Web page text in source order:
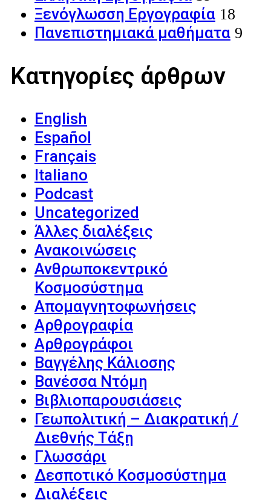
Ξενόγλωσση Εργογραφία 18
Πανεπιστημιακά μαθήματα 9
Κατηγορίες άρθρων
English
Español
Français
Italiano
Podcast
Uncategorized
Άλλες διαλέξεις
Ανακοινώσεις
Ανθρωποκεντρικό
Κοσμοσύστημα
Απομαγνητοφωνήσεις
Αρθρογραφία
Αρθρογράφοι
Βαγγέλης Κάλιοσης
Βανέσσα Ντόμη
Βιβλιοπαρουσιάσεις
Γεωπολιτική – Διακρατική /
Διεθνής Τάξη
Γλωσσάρι
Δεσποτικό Κοσμοσύστημα
Διαλέξεις